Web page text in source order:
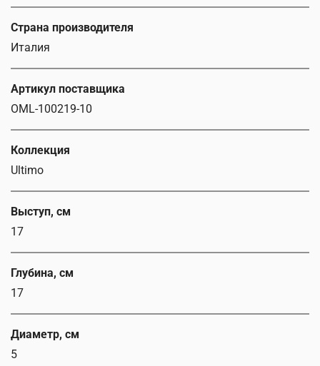
Страна производителя
Италия
Артикул поставщика
OML-100219-10
Коллекция
Ultimo
Выступ, см
17
Глубина, см
17
Диаметр, см
5